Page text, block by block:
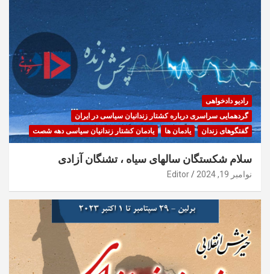
رادیو دادخواهی
گردهمایی سراسری درباره کشتار زندانیان سیاسی در ایران
گفتگوهای زندان
یادمان ها یادمان کشتار زندانیان سیاسی دهه شصت
سلام شکستگان سالهای سیاه ، تشنگان آزادی
نوامبر 19, 2024 Editor